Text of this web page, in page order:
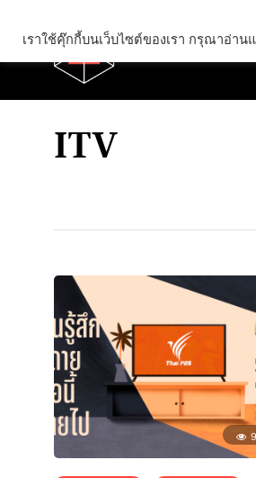
ITV
เราใช้คุ๊กกี้บนเว็บไซต์ของเรา กรุณาอ่าน